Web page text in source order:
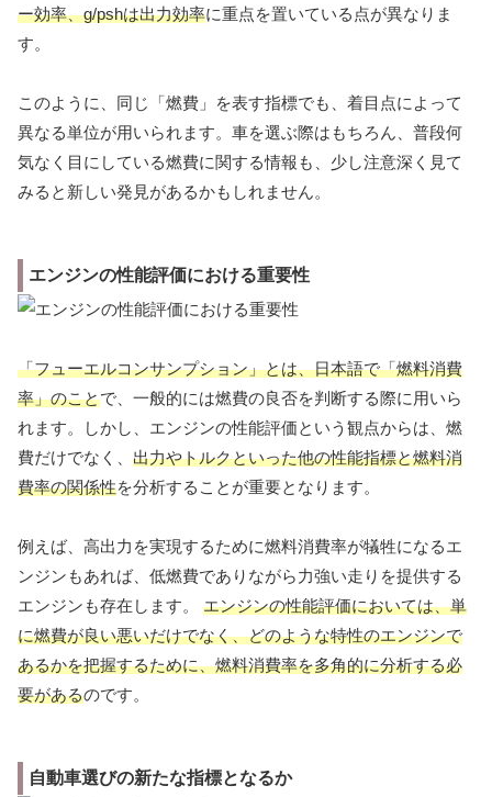
ー効率、g/pshは出力効率に重点を置いている点が異なりま
す。
このように、同じ「燃費」を表す指標でも、着目点によって
異なる単位が用いられます。車を選ぶ際はもちろん、普段何
気なく目にしている燃費に関する情報も、少し注意深く見て
みると新しい発見があるかもしれません。
エンジンの性能評価における重要性
「フューエルコンサンプション」とは、日本語で「燃料消費
率」のことで、一般的には燃費の良否を判断する際に用いら
れます。しかし、エンジンの性能評価という観点からは、燃
費だけでなく、 出力やトルクといった他の性能指標と燃料消
費率の関係性を分析することが重要となります。
例えば、高出力を実現するために燃料消費率が犠牲になるエ
ンジンもあれば、低燃費でありながら力強い走りを提供する
エンジンも存在します。 エンジンの性能評価においては、単
に燃費が良い悪いだけでなく、どのような特性のエンジンで
あるかを把握するために、燃料消費率を多角的に分析する必
要があるのです。
自動車選びの新たな指標となるか